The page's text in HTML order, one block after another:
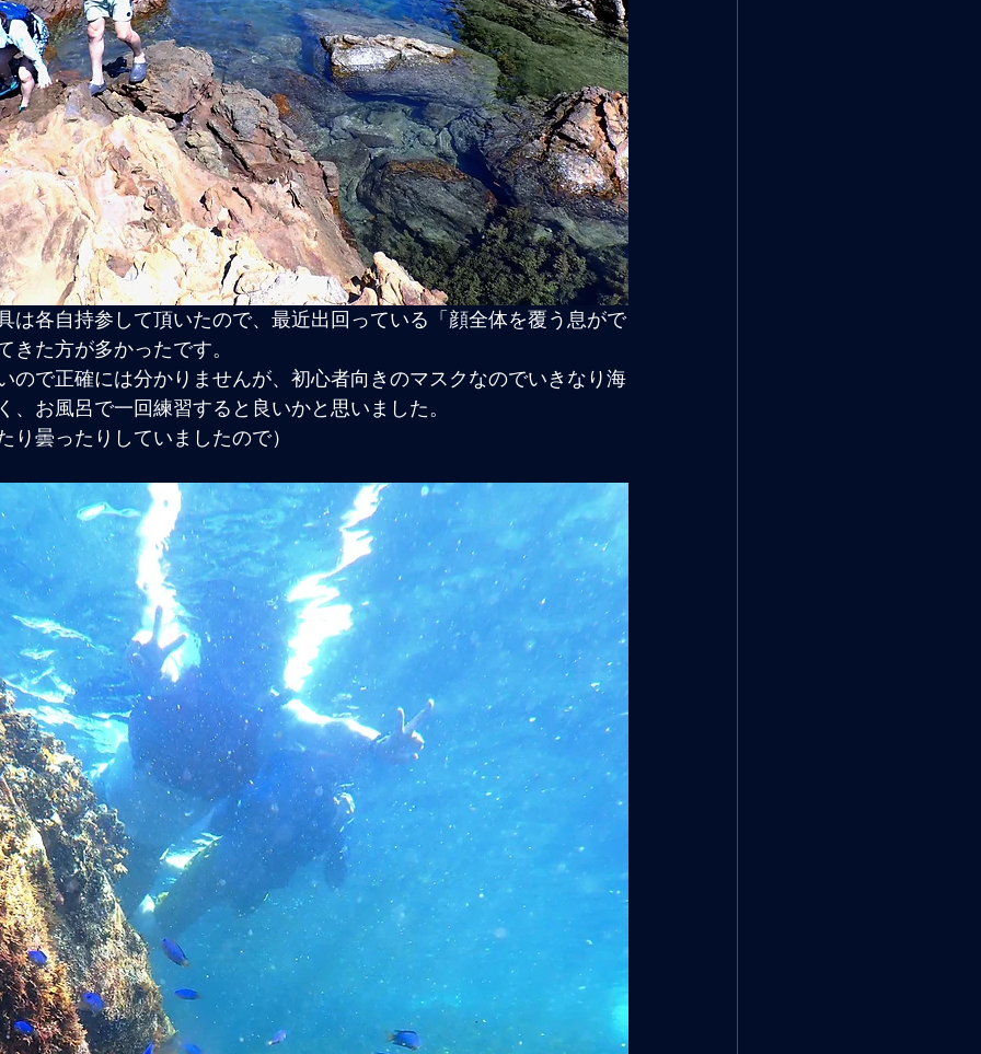
は各自持参して頂いたので、最近出回っている「顔全体を覆う息がで
きた方が多かったです。
ので正確には分かりませんが、初心者向きのマスクなのでいきなり海
、お風呂で一回練習すると良いかと思いました。
り曇ったりしていましたので）